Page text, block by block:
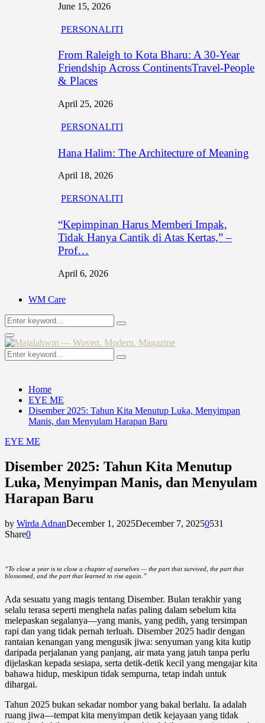
June 15, 2026
PERSONALITI
From Raleigh to Kota Bharu: A 30-Year
Friendship Across ContinentsTravel-People
& Places
April 25, 2026
PERSONALITI
Hana Halim: The Architecture of Meaning
April 18, 2026
PERSONALITI
“Kepimpinan Harus Memberi Impak,
Tidak Hanya Cantik di Atas Kertas,” –
Prof…
April 6, 2026
WM Care
Search
for:
Search
Primary
Menu
Search
for:
Search
Home
EYE ME
Disember 2025: Tahun Kita Menutup Luka, Menyimpan
Manis, dan Menyulam Harapan Baru
EYE ME
Disember 2025: Tahun Kita Menutup
Luka, Menyimpan Manis, dan Menyulam
Harapan Baru
by Wirda AdnanDecember 1, 2025December 7, 20250531
Share0
“To close a year is to close a chapter of ourselves — the part that survived, the part that
blossomed, and the part that learned to rise again.”
Ada sesuatu yang magis tentang Disember. Bulan terakhir yang
selalu terasa seperti menghela nafas paling dalam sebelum kita
melepaskan segalanya—yang manis, yang pedih, yang tersimpan
rapi dan yang tidak pernah terluah. Disember 2025 hadir dengan
rantaian kenangan yang mengusik jiwa: senyuman yang kita kutip
daripada perjalanan yang panjang, air mata yang jatuh tanpa perlu
dijelaskan kepada sesiapa, serta detik-detik kecil yang mengajar kita
bahawa hidup, meskipun tidak sempurna, tetap indah untuk
dihargai.
Tahun 2025 bukan sekadar nombor yang bakal berlalu. Ia adalah
ruang jiwa—tempat kita menyimpan detik kejayaan yang tidak